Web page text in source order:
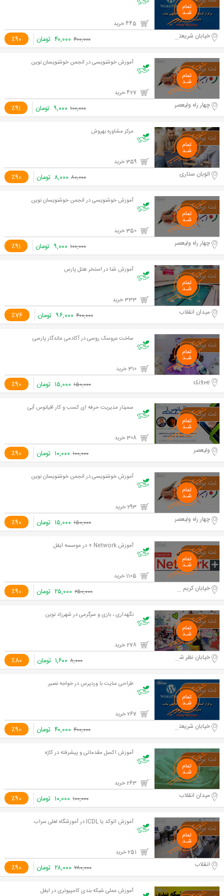
٪90 خیابان شریعتی ۴۰۰,۰۰۰ ۴۰,۰۰۰ تومان
آموزش خوشنویسی در انجمن خوشنویسان نوین
٪91 چهار راه ولیعصر ۱۰۰,۰۰۰ ۹,۰۰۰ تومان
مرکز مشاوره بهروش
٪90 اتوبان ستاری ۸۰,۰۰۰ ۸,۰۰۰ تومان
آموزش خوشنویسی در انجمن خوشنویسان نوین
٪91 چهار راه ولیعصر ۱۰۰,۰۰۰ ۹,۰۰۰ تومان
آموزش شنا در استخر هتل پارس
٪76 میدان انقلاب ۴۰۰,۰۰۰ ۹۶,۰۰۰ تومان
ساخت عروسک روسی در آکادمی ماندگار پارسی
٪90 پیروزی ۱۵۰,۰۰۰ ۱۵,۰۰۰ تومان
سمینار مدیریت حرفه ای کسب و کار اقیانوس آبی
٪90 ولیعصر ۱۰۰,۰۰۰ ۱۰,۰۰۰ تومان
آموزش خوشنویسی در انجمن خوشنویسان نوین
٪90 چهار راه ولیعصر ۱۵۰,۰۰۰ ۱۵,۰۰۰ تومان
آموزش Network + در موسسه ایفل
٪90 خیابان کریم خان زند ۲۵۰,۰۰۰ ۲۵,۰۰۰ تومان
نگهداری ، بازی و سرگرمی در شهرزاد نوین
٪80 خیابان نظر شرقی ۸,۰۰۰ ۱,۶۰۰ تومان
طراحی سایت با وردپرس در خواجه نصیر
٪90 خیابان شریعتی ۴۰۰,۰۰۰ ۴۰,۰۰۰ تومان
آموزش اکسل مقدماتی و پیشرفته در کاژه
٪90 میدان انقلاب ۱۰۰,۰۰۰ ۱۰,۰۰۰ تومان
آموزش اتوکد یا ICDL در آموزشگاه لعلی سراب
٪90 انقلاب ۲۸۰,۰۰۰ ۲۸,۰۰۰ تومان
آموزش عملی شبکه بندی کامپیوتری در ایفل